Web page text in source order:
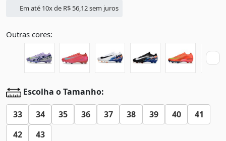
Em até 10x de R$ 56,12sem juros
Outras cores:
Escolha o Tamanho:
33 34 35 36 37 38 39 40
41
42
43